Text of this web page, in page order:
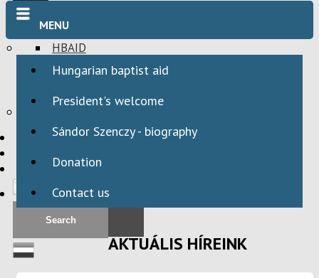
HBAID
DOMESTIC PROGRAMS
HBAID
INTERNATIONAL PROGRAMS
MENU
Hungarian baptist aid
President's welcome
Sándor Szenczy - biography
Donation
Contact us
AKTUÁLIS HÍREINK